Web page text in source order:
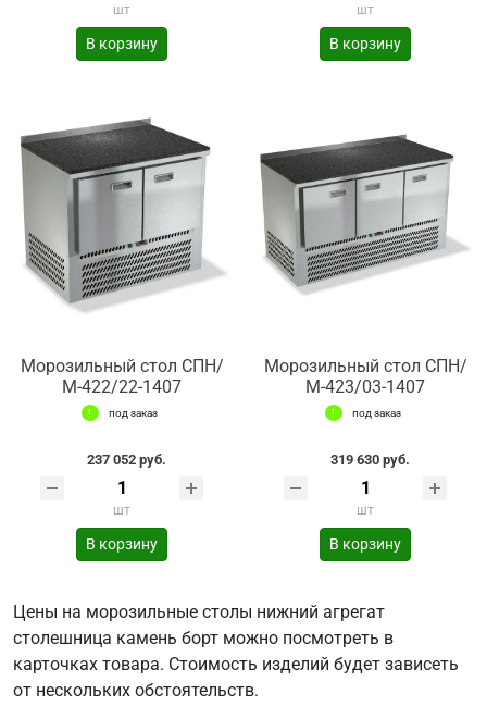
шт
В корзину
шт
В корзину
Морозильный стол СПН/
М-422/22-1407
под заказ
237 052 руб.
шт
В корзину
Морозильный стол СПН/
М-423/03-1407
под заказ
319 630 руб.
шт
В корзину
Цены на морозильные столы нижний агрегат
столешница камень борт можно посмотреть в
карточках товара. Стоимость изделий будет зависеть
от нескольких обстоятельств.